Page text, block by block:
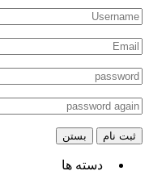
ثبت نام بستن
دسته ها